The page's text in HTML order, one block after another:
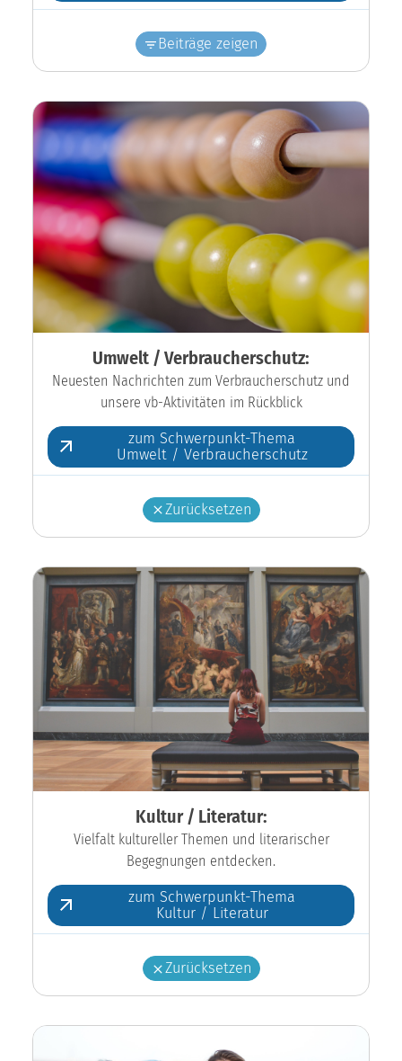
Beiträge zeigen
Umwelt / Verbraucherschutz:
Neuesten Nachrichten zum Verbraucherschutz und
unsere vb-Aktivitäten im Rückblick
zum Schwerpunkt-Thema
Umwelt / Verbraucherschutz
Zurücksetzen
Kultur / Literatur:
Vielfalt kultureller Themen und literarischer
Begegnungen entdecken.
zum Schwerpunkt-Thema
Kultur / Literatur
Zurücksetzen